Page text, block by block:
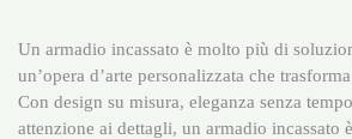
Un armadio incassato è molto più di
un’opera d’arte personalizzata che
Con design su misura, eleganza senza
attenzione ai dettagli, un armadio incassato